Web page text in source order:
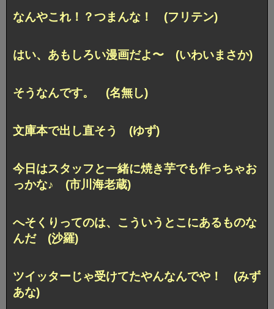
なんやこれ！？つまんな！ (フリテン)
はい、あもしろい漫画だよ〜 (いわいまさか)
そうなんです。 (名無し)
文庫本で出し直そう (ゆず)
今日はスタッフと一緒に焼き芋でも作っちゃお
っかな♪ (市川海老蔵)
へそくりってのは、こういうとこにあるものな
んだ (沙羅)
ツイッターじゃ受けてたやんなんでや！ (みず
あな)